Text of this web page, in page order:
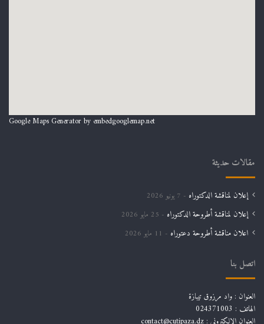
Google Maps Generator by embedgooglemap.net
مقالات حديثة
إعلان لمناقشة الدكتوراه 7 يونيو 2026
إعلان لمناقشة أطروحة الدكتوراه 25 مايو 2026
اعلان مناقشة أطروحة دعتوراه 11 مايو 2026
اتصل بنا
العنوان : واد مرزوق تيبازة
الهاتف : 024371003
العنوان الالكتروني : contact@cutipaza.dz